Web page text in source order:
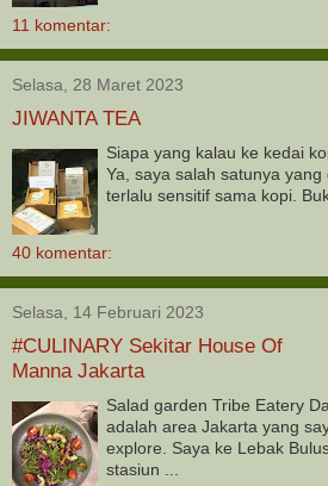
11 komentar:
Selasa, 28 Maret 2023
JIWANTA TEA
Siapa yang kalau ke kedai
Ya, saya salah satunya
terlalu sensitif sama kopi.
40 komentar:
Selasa, 14 Februari 2023
#CULINARY Sekitar House Of
Manna Jakarta
Salad garden Tribe Eatery
adalah area Jakarta yang
explore. Saya ke Lebak
stasiun ...